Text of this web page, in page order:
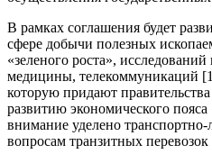
В рамках соглашения будет
сфере добычи полезных
«зеленого роста»,
медицины, телекоммуникаций
которую придают
развитию экономического
внимание уделено
вопросам транзитных перевозок